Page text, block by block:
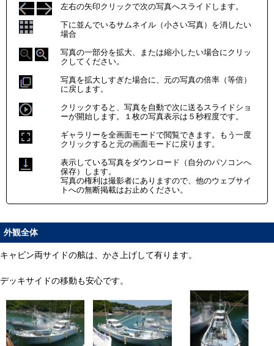
左右の矢印クリックで次の写真へスライドします。
下に並んでいるサムネイル（小さい写真）を消したい
場合
写真の一部分を拡大、または縮小したい場合にクリッ
クしてください。
写真を拡大しすぎた場合に、元の写真の倍率（等倍）
に戻します。
クリックすると、写真を自動で次に送るスライドショ
ーが開始します。１枚の写真表示は５秒程度です。
ギャラリーを全画面モードで閲覧できます。もう一度
クリックすると元の画面モードに戻ります。
表示している写真をダウンロード（自分のパソコンへ
保存）します。
写真の権利は撮影者にありますので、他のウェブサイ
トへの無断掲載はお止めください。
外観全体
キャビン両サイドの舷は、かさ上げして有ります。
デッキサイドの移動も安心です。